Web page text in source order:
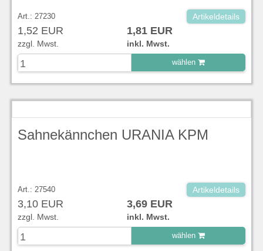
Art.: 27230 Artikeldetails
1,52 EUR 1,81 EUR
zzgl. Mwst. inkl. Mwst.
wählen
zu Warenkorb hinzugefügt.
Sahnekännchen URANIA KPM
Art.: 27540 Artikeldetails
3,10 EUR 3,69 EUR
zzgl. Mwst. inkl. Mwst.
wählen